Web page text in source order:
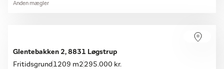
Anden mægler
Glentebakken 2, 8831 Løgstrup
Fritidsgrund 1209 m2 295.000 kr.